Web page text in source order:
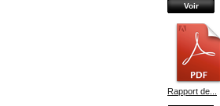
Voir
Rapport de...